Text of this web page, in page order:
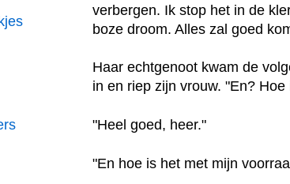
verbergen. Ik stop het in de
boze droom. Alles zal goed
Haar echtgenoot kwam de
in en riep zijn vrouw. "En?
"Heel goed, heer."
"En hoe is het met mijn